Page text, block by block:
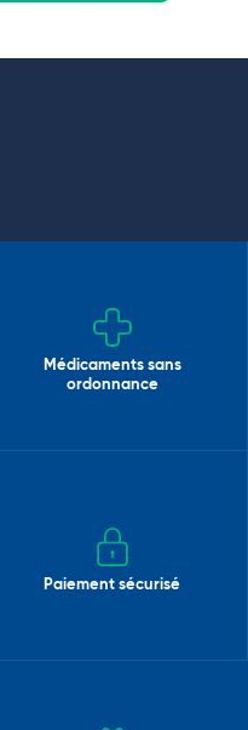
Médicaments sans
ordonnance
Paiement sécurisé